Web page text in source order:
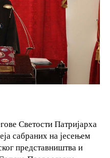
Светости Патријарха
сабраних на јесењем
представништва и